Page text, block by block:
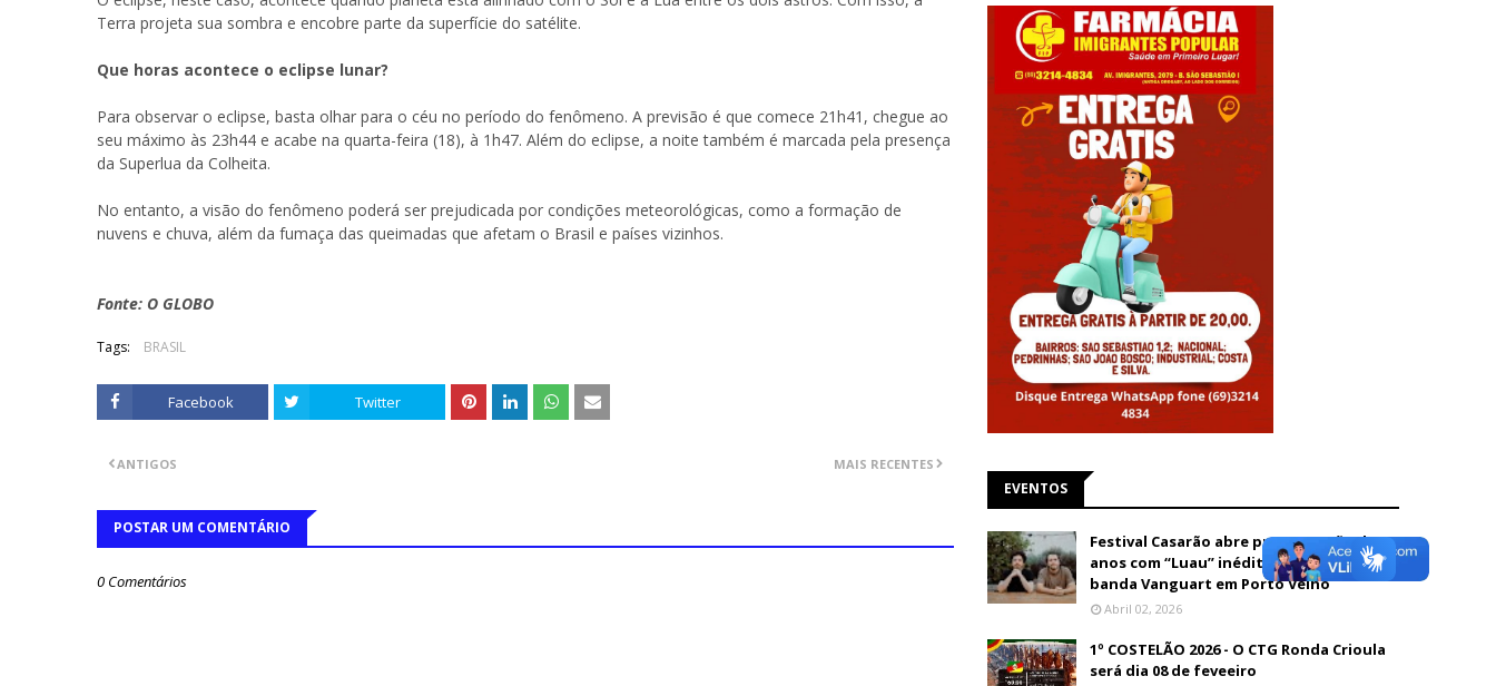
Terra projeta sua sombra e encobre parte da superfície do satélite.
Que horas acontece o eclipse lunar?
Para observar o eclipse, basta olhar para o céu no período do fenômeno. A previsão é que comece 21h41, chegue ao
seu máximo às 23h44 e acabe na quarta-feira (18), à 1h47. Além do eclipse, a noite também é marcada pela presença
da Superlua da Colheita.
No entanto, a visão do fenômeno poderá ser prejudicada por condições meteorológicas, como a formação de
nuvens e chuva, além da fumaça das queimadas que afetam o Brasil e países vizinhos.
Fonte: O GLOBO
Tags: BRASIL
Facebook Twitter
MAIS RECENTES
ANTIGOS
POSTAR UM COMENTÁRIO
0 Comentários
EVENTOS
Festival Casarão abre programação de 26
anos com “Luau” inédito e show da
banda Vanguart em Porto Velho
Abril 02, 2026
1º COSTELÃO 2026 - O CTG Ronda Crioula
será dia 08 de feveeiro